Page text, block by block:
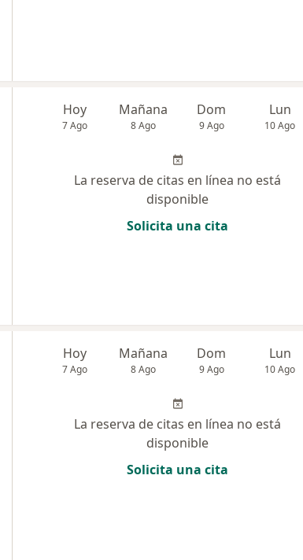
Hoy
7 Ago
Mañana
8 Ago
Dom
9 Ago
Lun
10 Ago
La reserva de citas en línea no está
disponible
Solicita una cita
Hoy
7 Ago
Mañana
8 Ago
Dom
9 Ago
Lun
10 Ago
La reserva de citas en línea no está
disponible
Solicita una cita